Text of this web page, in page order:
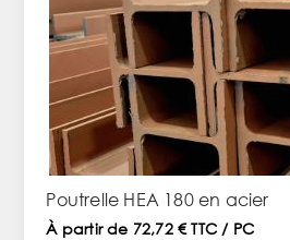
Poutrelle HEA 180 en acier
À partir de 72,72 € TTC / PC